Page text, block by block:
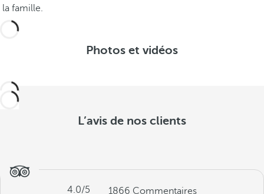
la famille.
Photos et vidéos
L’avis de nos clients
4.0/5 1866 Commentaires